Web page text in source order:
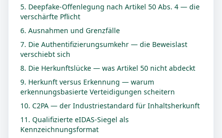
5. Deepfake-Offenlegung nach Artikel 50 Abs. 4 — die
verschärfte Pflicht
6. Ausnahmen und Grenzfälle
7. Die Authentifizierungsumkehr — die Beweislast
verschiebt sich
8. Die Herkunftslücke — was Artikel 50 nicht abdeckt
9. Herkunft versus Erkennung — warum
erkennungsbasierte Verteidigungen scheitern
10. C2PA — der Industriestandard für Inhaltsherkunft
11. Qualifizierte eIDAS-Siegel als
Kennzeichnungsformat